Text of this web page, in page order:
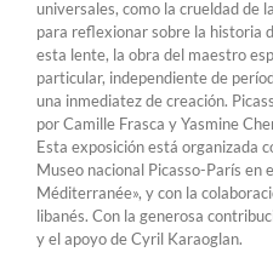
universales, como la crueldad de
para reflexionar sobre la historia
esta lente, la obra del maestro
particular, independiente de
una inmediatez de creación.
por Camille Frasca y Yasmine
Esta exposición está organizada
Museo nacional Picasso-París en
Méditerranée», y con la
libanés. Con la generosa
y el apoyo de Cyril Karaoglan.